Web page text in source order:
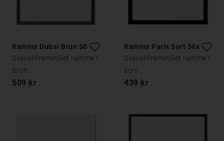
Ramme Dubai Brun 50x70
Svenskfremstillet ramme i
brun
509 kr
Ramme Paris Sort 50x70
Svenskfremstillet ramme i
sort
439 kr